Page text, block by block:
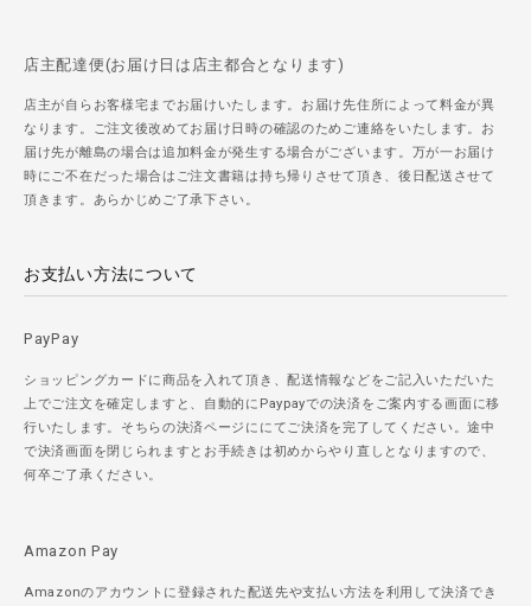
店主配達便(お届け日は店主都合となります)
店主が自らお客様宅までお届けいたします。お届け先住所によって料金が異
なります。ご注文後改めてお届け日時の確認のためご連絡をいたします。お
届け先が離島の場合は追加料金が発生する場合がございます。万が一お届け
時にご不在だった場合はご注文書籍は持ち帰りさせて頂き、後日配送させて
頂きます。あらかじめご了承下さい。
お支払い方法について
PayPay
ショッピングカードに商品を入れて頂き、配送情報などをご記入いただいた
上でご注文を確定しますと、自動的にPaypayでの決済をご案内する画面に移
行いたします。そちらの決済ページににてご決済を完了してください。途中
で決済画面を閉じられますとお手続きは初めからやり直しとなりますので、
何卒ご了承ください。
Amazon Pay
Amazonのアカウントに登録された配送先や支払い方法を利用して決済でき